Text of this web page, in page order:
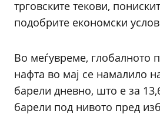
трговските текови,
подобрите економски
Во меѓувреме, глобалното
нафта во мај се намалило
барели дневно, што е за
барели под нивото пред